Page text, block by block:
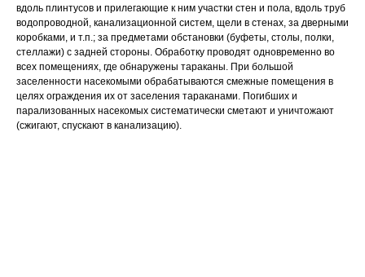
вдоль плинтусов и прилегающие к ним участки стен и пола, вдоль труб
водопроводной, канализационной систем, щели в стенах, за дверными
коробками, и т.п.; за предметами обстановки (буфеты, столы, полки,
стеллажи) с задней стороны. Обработку проводят одновременно во
всех помещениях, где обнаружены тараканы. При большой
заселенности насекомыми обрабатываются смежные помещения в
целях ограждения их от заселения тараканами. Погибших и
парализованных насекомых систематически сметают и уничтожают
(сжигают, спускают в канализацию).